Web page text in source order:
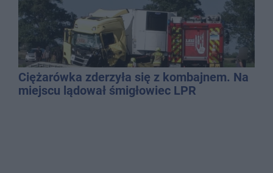
Ciężarówka zderzyła się z kombajnem. Na
miejscu lądował śmigłowiec LPR